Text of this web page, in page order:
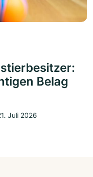
Belag
Juli 2026